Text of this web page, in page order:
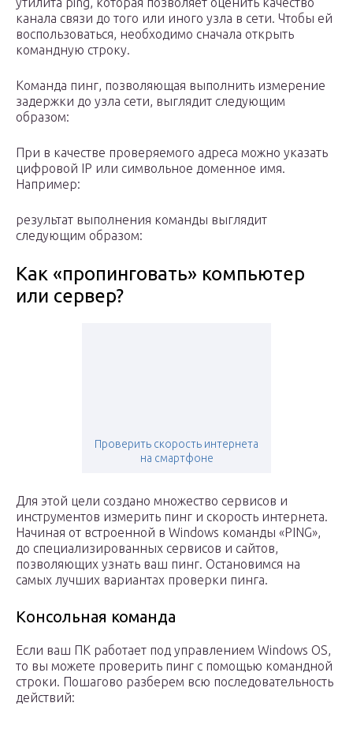
канала связи до того или иного узла в сети. Чтобы ей
воспользоваться, необходимо сначала открыть
командную строку.
Команда пинг, позволяющая выполнить измерение
задержки до узла сети, выглядит следующим
образом:
При в качестве проверяемого адреса можно указать
цифровой IP или символьное доменное имя.
Например:
результат выполнения команды выглядит
следующим образом:
Как «пропинговать» компьютер
или сервер?
Проверить скорость интернета
на смартфоне
Для этой цели создано множество сервисов и
инструментов измерить пинг и скорость интернета.
Начиная от встроенной в Windows команды «PING»,
до специализированных сервисов и сайтов,
позволяющих узнать ваш пинг. Остановимся на
самых лучших вариантах проверки пинга.
Консольная команда
Если ваш ПК работает под управлением Windows OS,
то вы можете проверить пинг с помощью командной
строки. Пошагово разберем всю последовательность
действий: